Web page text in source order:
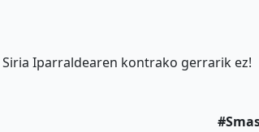
Iparraldearen kontrako gerrarik ez!